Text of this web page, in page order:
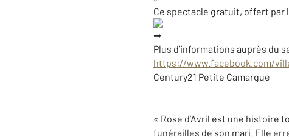
Ce spectacle gratuit, offert par
Plus d’informations auprès du
https://www.facebook.com/
Century21 Petite Camargue
« Rose d’Avril est une histoire
funérailles de son mari. Elle